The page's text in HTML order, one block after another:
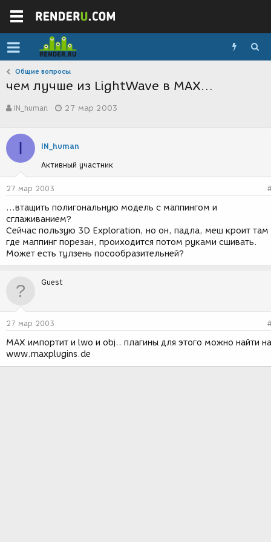
Общие вопросы
чем лучше из LightWave в МАХ…
в
о
е
м
ы
IN_human
а
с
з
д
и
я
27 мар 2003
I IN_human
Активный участник
27 мар 2003
…втащить полигональную модель с маппингом и
сглаживанием?
Сейчас пользую 3D Exploration, но он, падла, меш кроит там
где маппинг порезан, проиходится потом руками сшивать.
Может есть тулзень посообразительней?
Guest
27 мар 2003
MAX импортит и lwo и obj.. плагины для этого можно найти на
www.maxplugins.de